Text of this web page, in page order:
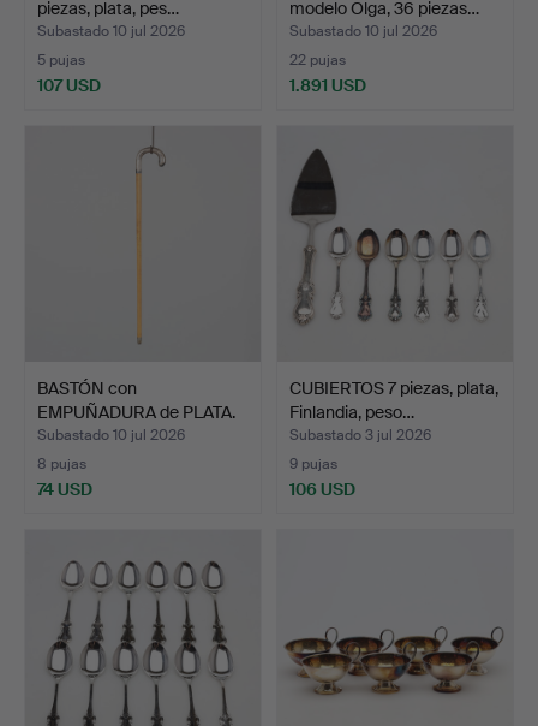
piezas, plata, pes…
Subastado 10 jul 2026
5 pujas
107 USD
modelo Olga, 36 piezas…
Subastado 10 jul 2026
22 pujas
1.891 USD
seleccionado
BASTÓN con
EMPUÑADURA de PLATA.
Subastado 10 jul 2026
8 pujas
74 USD
CUBIERTOS 7 piezas, plata,
Finlandia, peso…
Subastado 3 jul 2026
9 pujas
106 USD